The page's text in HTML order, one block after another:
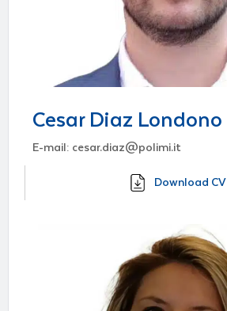
Cesar Diaz Londono
E-mail: cesar.diaz@polimi.it
Download CV